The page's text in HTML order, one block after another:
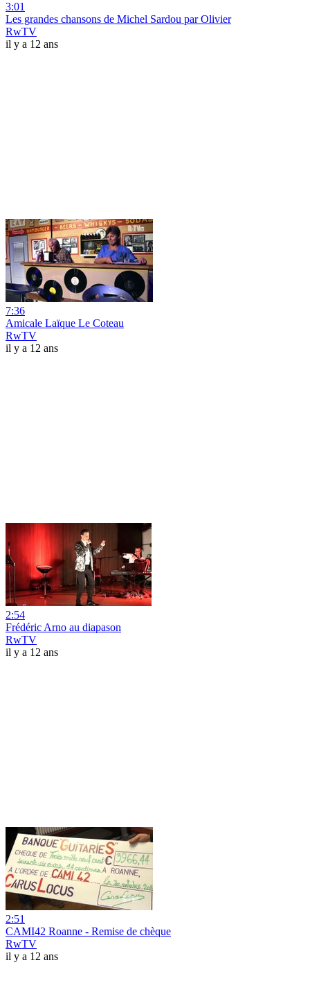
3:01
Les grandes chansons de Michel Sardou par Olivier
RwTV
il y a 12 ans
7:36
Amicale Laïque Le Coteau
RwTV
il y a 12 ans
2:54
Frédéric Arno au diapason
RwTV
il y a 12 ans
2:51
CAMI42 Roanne - Remise de chèque
RwTV
il y a 12 ans